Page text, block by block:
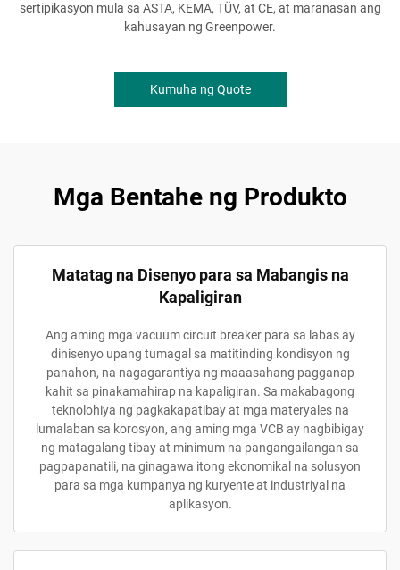
sertipikasyon mula sa ASTA, KEMA, TÜV, at CE, at maranasan ang
kahusayan ng Greenpower.
Kumuha ng Quote
Mga Bentahe ng Produkto
Matatag na Disenyo para sa Mabangis na
Kapaligiran
Ang aming mga vacuum circuit breaker para sa labas ay
dinisenyo upang tumagal sa matitinding kondisyon ng
panahon, na nagagarantiya ng maaasahang pagganap
kahit sa pinakamahirap na kapaligiran. Sa makabagong
teknolohiya ng pagkakapatibay at mga materyales na
lumalaban sa korosyon, ang aming mga VCB ay nagbibigay
ng matagalang tibay at minimum na pangangailangan sa
pagpapanatili, na ginagawa itong ekonomikal na solusyon
para sa mga kumpanya ng kuryente at industriyal na
aplikasyon.